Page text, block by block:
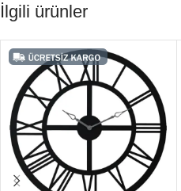
İlgili ürünler